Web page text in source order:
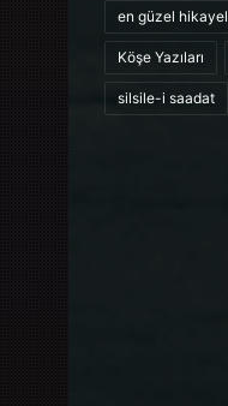
en güzel
Köşe Yazıları
silsile-i saadat